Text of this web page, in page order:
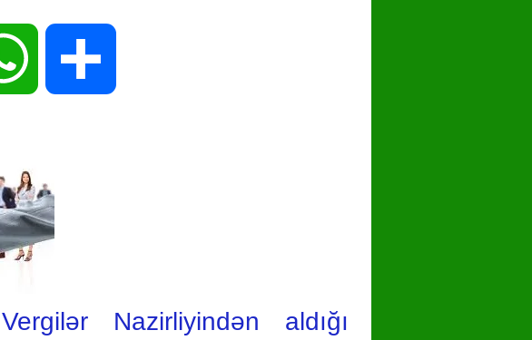
WhatsApp
Nazirliyindən aldığı